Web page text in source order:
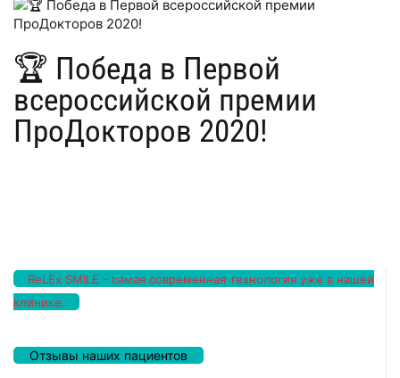
🏆 Победа в Первой
всероссийской премии
ПроДокторов 2020!
ReLEx SMILE - самая современная технология уже в нашей
клинике.
Отзывы наших пациентов